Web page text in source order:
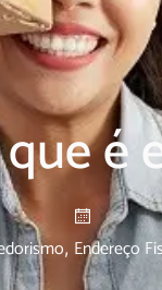
é
, Endereço